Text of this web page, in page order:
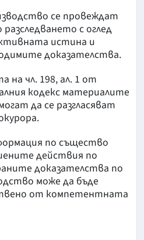
се провеждат
с оглед
истина и
доказателства.
на чл. 198, ал. 1 от
кодекс материалите
да се разгласяват
по същество
действия по
доказателства по
може да бъде
от компетентната